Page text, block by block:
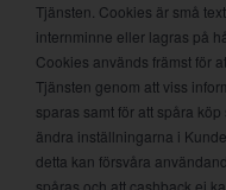
Tjänsten. Cookies är små
internminne eller lagras på
Cookies används främst för
Tjänsten genom att viss
sparas samt för att spåra
ändra inställningarna i
detta kan försvåra
spåras och att cashback ej